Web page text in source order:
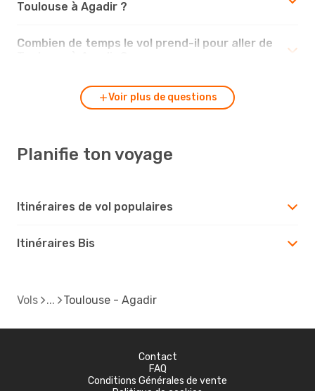
Toulouse à Agadir ?
Combien de temps le vol prend-il pour aller de
Voir plus de questions
Planifie ton voyage
Itinéraires de vol populaires
Itinéraires Bis
Vols Toulouse - Agadir
Contact
FAQ
Conditions Générales de vente